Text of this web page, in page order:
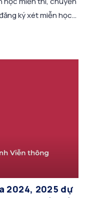
ký xét miễn học
đầu ra tiếng
2024, 2025 dự